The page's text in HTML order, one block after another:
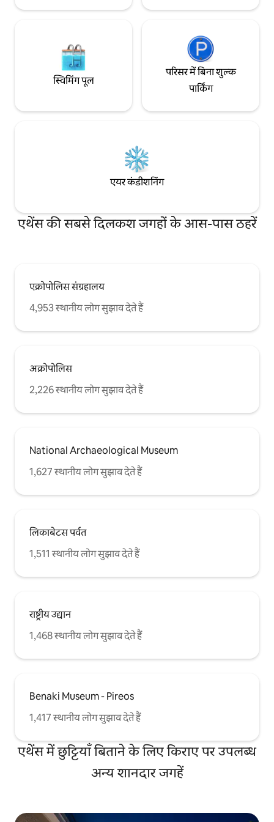
स्विमिंग पूल
परिसर में बिना शुल्क
पार्किंग
एयर कंडीशनिंग
एथेंस की सबसे दिलकश जगहों के आस-पास ठहरें
एक्रोपोलिस संग्रहालय
4,953 स्थानीय लोग सुझाव देते हैं
अक्रोपोलिस
2,226 स्थानीय लोग सुझाव देते हैं
National Archaeological Museum
1,627 स्थानीय लोग सुझाव देते हैं
लिकाबेटस पर्वत
1,511 स्थानीय लोग सुझाव देते हैं
राष्ट्रीय उद्यान
1,468 स्थानीय लोग सुझाव देते हैं
Benaki Museum - Pireos
1,417 स्थानीय लोग सुझाव देते हैं
एथेंस में छुट्टियाँ बिताने के लिए किराए पर उपलब्ध
अन्य शानदार जगहें